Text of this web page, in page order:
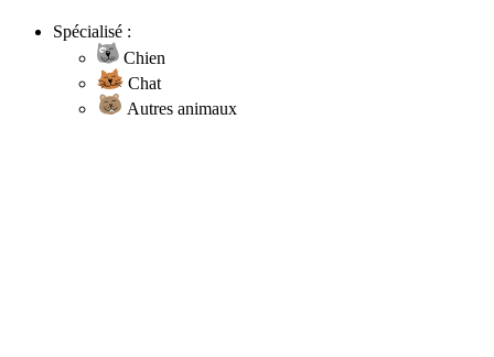
Spécialisé :
Chien
Chat
Autres animaux